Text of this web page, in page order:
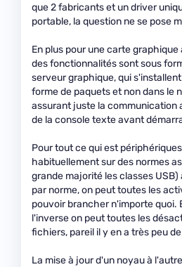
que 2 fabricants et un driver
portable, la question ne se pose
En plus pour une carte
des fonctionnalités sont sous
serveur graphique, qui
forme de paquets et non dans le
assurant juste la communication
de la console texte avant
Pour tout ce qui est
habituellement sur des normes
grande majorité les classes
par norme, on peut toutes les
pouvoir brancher n'importe quoi.
l'inverse on peut toutes les
fichiers, pareil il y en a très peu
La mise à jour d'un noyau à